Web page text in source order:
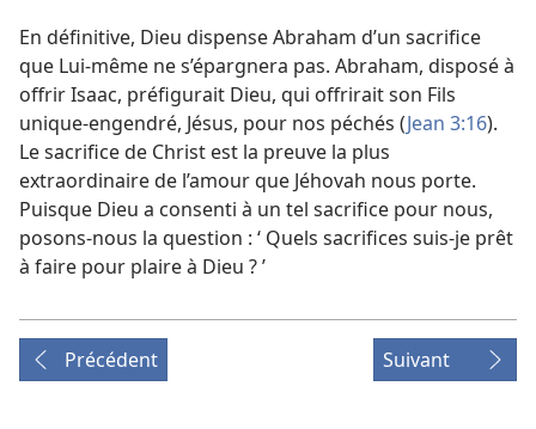
En définitive, Dieu dispense Abraham d’un sacrifice
que Lui-​même ne s’épargnera pas. Abraham, disposé à
offrir Isaac, préfigurait Dieu, qui offrirait son Fils
unique-engendré, Jésus, pour nos péchés (Jean 3:16).
Le sacrifice de Christ est la preuve la plus
extraordinaire de l’amour que Jéhovah nous porte.
Puisque Dieu a consenti à un tel sacrifice pour nous,
posons-​nous la question : ‘ Quels sacrifices suis-​je prêt
à faire pour plaire à Dieu ? ’
Précédent Suivant